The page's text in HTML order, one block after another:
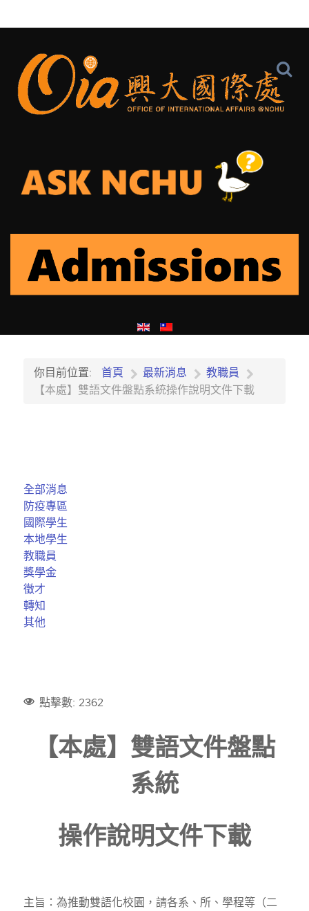
你目前位置: 首頁 最新消息
教職員
【本處】雙語文件盤點系統操作說明文件下載
全部消息
防疫專區
國際學生
本地學生
教職員
獎學金
徵才
轉知
其他
點擊數: 2362
【本處】雙語文件盤點
系統
操作說明文件下載
主旨：為推動雙語化校園，請各系、所、學程等（二